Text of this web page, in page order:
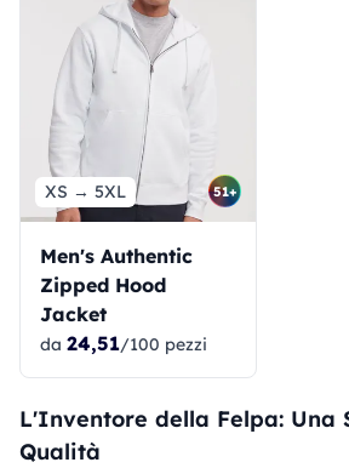
XS → 5XL 51+
Men's Authentic
Zipped Hood
Jacket
da 24,51/100 pezzi
L'Inventore della Felpa: Una
Qualità